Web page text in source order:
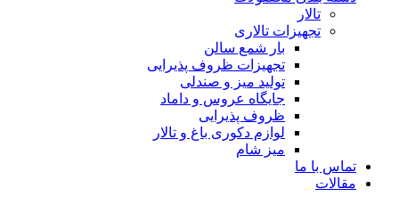
تالار
تجهیزات تالاری
بار شمع سالن
تجهیزات ظروف پذیرایی
تولید میز و صندلی
جایگاه عروس و داماد
ظروف پذیرایی
لوازم دکوری باغ و تالار
میز شام
تماس با ما
مقالات